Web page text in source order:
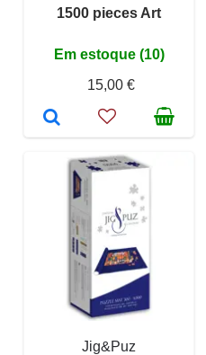
1500 pieces Art
Em estoque (10)
15,00 €
Jig&Puz